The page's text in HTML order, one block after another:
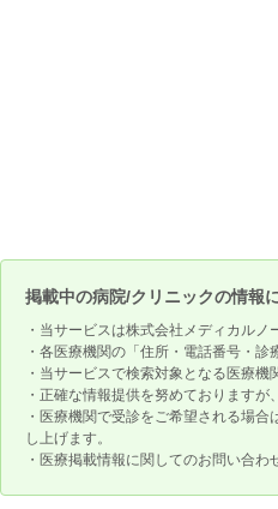
掲載中の病院/クリニックの情報
・当サービスは株式会社メディカルノ
・各医療機関の「住所・電話番号・
・当サービスで検索対象となる医療
・正確な情報提供を努めております
・医療機関で受診をご希望される場
し上げます。
・医療掲載情報に関してのお問い合わ